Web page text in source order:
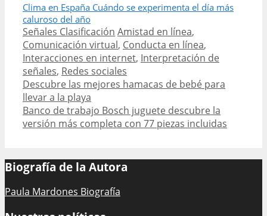
Clima en España Cuándo se experimenta el día más
caluroso del año
Categories
Señales Clasificación Tags
Amistad en línea,
Comunicación virtual, Conducta en línea,
Interacciones en internet, Interpretación de
señales, Redes sociales
Post
navigation
Descubre las mejores hamacas de bebé para
llevar a la playa
Banco de trabajo Bosch juguete descubre la
versión más completa con 77 piezas incluidas
Biografía de la Autora
Paula Mardones Biografía